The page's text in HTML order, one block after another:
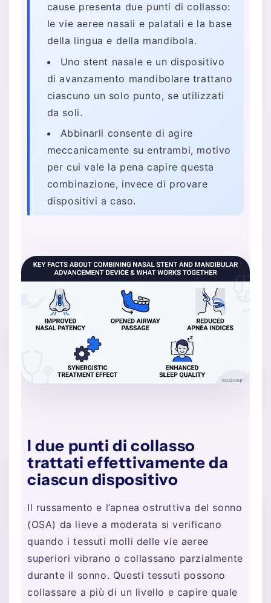
cause presenta due punti di collasso:
le vie aeree nasali e palatali e la base
della lingua e della mandibola.
Uno stent nasale e un dispositivo
di avanzamento mandibolare trattano
ciascuno un solo punto, se utilizzati
da soli.
Abbinarli consente di agire
meccanicamente su entrambi, motivo
per cui vale la pena capire questa
combinazione, invece di provare
dispositivi a caso.
I due punti di collasso
trattati effettivamente da
ciascun dispositivo
Il russamento e l’apnea ostruttiva del sonno
(OSA) da lieve a moderata si verificano
quando i tessuti molli delle vie aeree
superiori vibrano o collassano parzialmente
durante il sonno. Questi tessuti possono
collassare a più di un livello e capire quale